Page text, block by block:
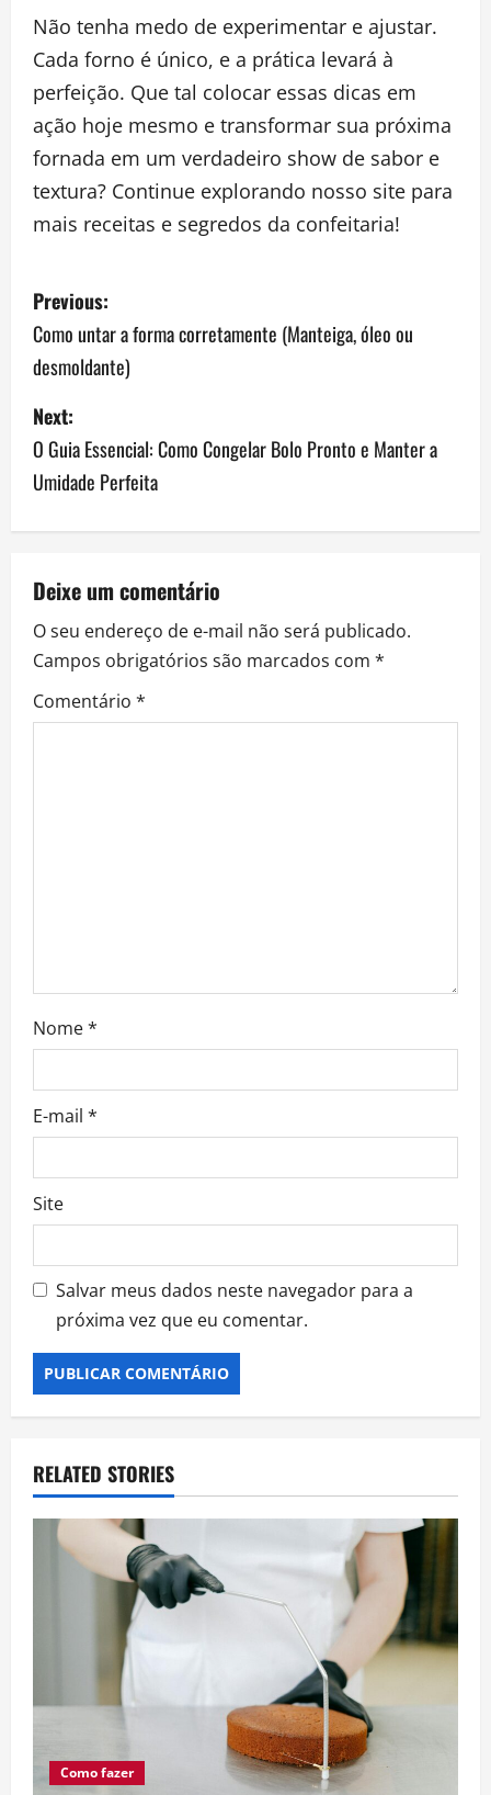
Não tenha medo de experimentar e ajustar.
Cada forno é único, e a prática levará à
perfeição. Que tal colocar essas dicas em
ação hoje mesmo e transformar sua próxima
fornada em um verdadeiro show de sabor e
textura? Continue explorando nosso site para
mais receitas e segredos da confeitaria!
P
o
s
t
n
a
i
g
a
Previous:
Como untar a forma corretamente (Manteiga, óleo ou
desmoldante)
Next:
O Guia Essencial: Como Congelar Bolo Pronto e Manter a
Umidade Perfeita
Deixe um comentário
O seu endereço de e-mail não será publicado.
Campos obrigatórios são marcados com *
Comentário *
Nome*
E-mail *
Site
Salvar meus dados neste navegador para a
próxima vez que eu comentar.
RELATED STORIES
Como fazer